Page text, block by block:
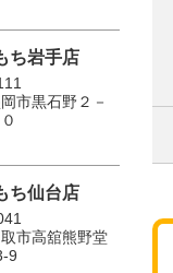
ち岩手店
市黒石野２－
ち仙台店
市高舘熊野堂